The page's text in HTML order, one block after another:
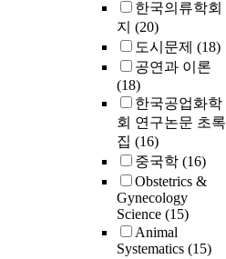
한국의류학회
지 (20)
도시문제 (18)
공연과 이론
(18)
한국공업화학
회 연구논문 초록
집 (16)
중국학 (16)
Obstetrics &
Gynecology
Science (15)
Animal
Systematics (15)